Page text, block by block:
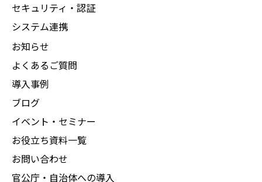
セキュリティ・認証
システム連携
お知らせ
よくあるご質問
導入事例
ブログ
イベント・セミナー
お役立ち資料一覧
お問い合わせ
官公庁・自治体への導入